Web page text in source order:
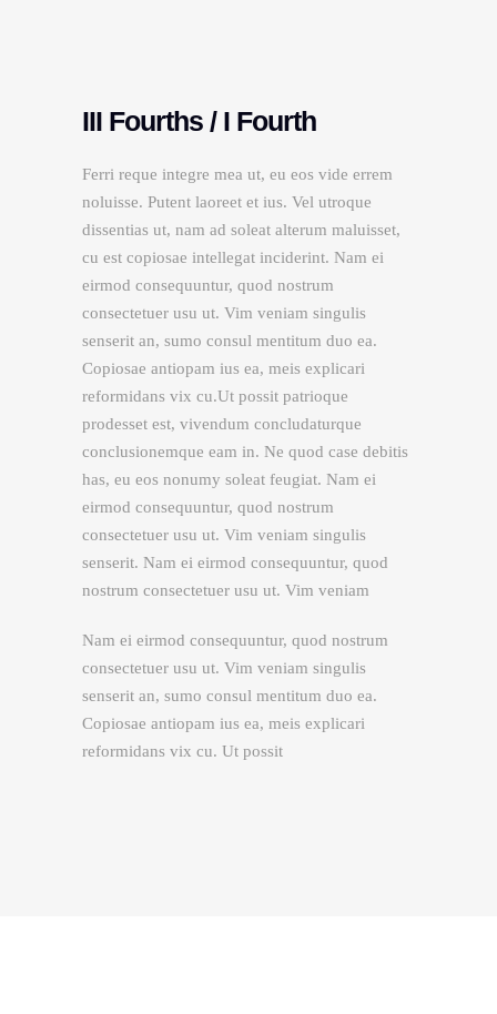
III Fourths / I Fourth
Ferri reque integre mea ut, eu eos vide errem
noluisse. Putent laoreet et ius. Vel utroque
dissentias ut, nam ad soleat alterum maluisset,
cu est copiosae intellegat inciderint. Nam ei
eirmod consequuntur, quod nostrum
consectetuer usu ut. Vim veniam singulis
senserit an, sumo consul mentitum duo ea.
Copiosae antiopam ius ea, meis explicari
reformidans vix cu.Ut possit patrioque
prodesset est, vivendum concludaturque
conclusionemque eam in. Ne quod case debitis
has, eu eos nonumy soleat feugiat. Nam ei
eirmod consequuntur, quod nostrum
consectetuer usu ut. Vim veniam singulis
senserit. Nam ei eirmod consequuntur, quod
nostrum consectetuer usu ut. Vim veniam
Nam ei eirmod consequuntur, quod nostrum
consectetuer usu ut. Vim veniam singulis
senserit an, sumo consul mentitum duo ea.
Copiosae antiopam ius ea, meis explicari
reformidans vix cu. Ut possit